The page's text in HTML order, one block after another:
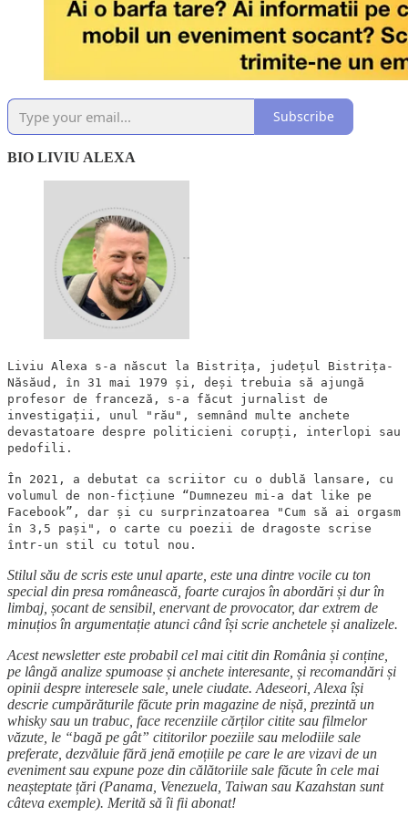
Subscribe
BIO LIVIU ALEXA
Liviu Alexa s-a născut la Bistrița, județul Bistrița-
Năsăud, în 31 mai 1979 și, deși trebuia să ajungă
profesor de franceză, s-a făcut jurnalist de
investigații, unul "rău", semnând multe anchete
devastatoare despre politicieni corupți, interlopi sau
pedofili.
În 2021, a debutat ca scriitor cu o dublă lansare, cu
volumul de non-ficțiune “Dumnezeu mi-a dat like pe
Facebook”, dar și cu surprinzatoarea "Cum să ai orgasm
în 3,5 pași", o carte cu poezii de dragoste scrise
într-un stil cu totul nou.
Stilul său de scris este unul aparte, este una dintre vocile cu ton
special din presa românească, foarte curajos în abordări și dur în
limbaj, șocant de sensibil, enervant de provocator, dar extrem de
minuțios în argumentație atunci când își scrie anchetele și analizele.
Acest newsletter este probabil cel mai citit din România și conține,
pe lângă analize spumoase și anchete interesante, și recomandări și
opinii despre interesele sale, unele ciudate. Adeseori, Alexa își
descrie cumpărăturile făcute prin magazine de nișă, prezintă un
whisky sau un trabuc, face recenziile cărților citite sau filmelor
văzute, le “bagă pe gât” cititorilor poeziile sau melodiile sale
preferate, dezvăluie fără jenă emoțiile pe care le are vizavi de un
eveniment sau expune poze din călătoriile sale făcute în cele mai
neașteptate țări (Panama, Venezuela, Taiwan sau Kazahstan sunt
câteva exemple). Merită să îi fii abonat!